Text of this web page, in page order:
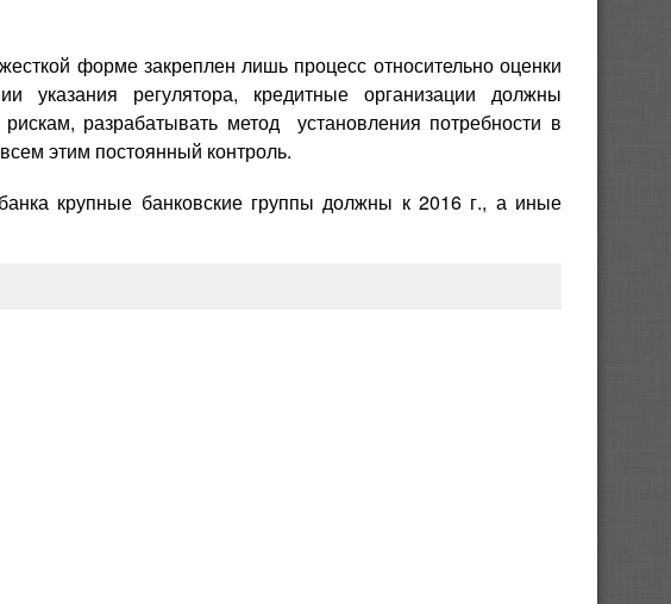
форме закреплен лишь процесс относительно оценки
указания регулятора, кредитные организации должны
разрабатывать метод установления потребности в
этим постоянный контроль.
крупные банковские группы должны к 2016 г., а иные